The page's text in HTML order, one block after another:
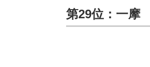
第29位：一摩